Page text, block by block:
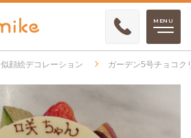
似顔絵デコレーション ガーデン5号チョコク